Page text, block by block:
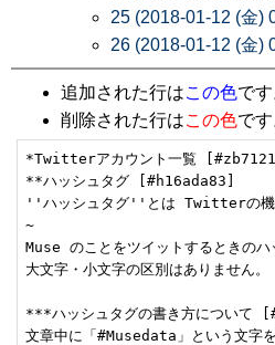
25 (2018-01-12 (金)
26 (2018-01-12 (金)
追加された行はこの色です
削除された行はこの色です
*Twitterアカウント一覧
**ハッシュタグ [#h16ada83]
''ハッシュタグ''とは Twitterの機能
~
Muse のことをツイットするときの
大文字・小文字の区別はありません。
***ハッシュタグの書き方について
文章中に「#Musedata」という文字